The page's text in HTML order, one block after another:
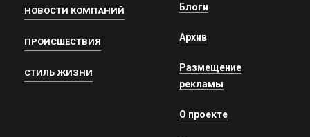
НОВОСТИ КОМПАНИЙ
ПРОИСШЕСТВИЯ
СТИЛЬ ЖИЗНИ
Блоги
Архив
Размещение
рекламы
О проекте